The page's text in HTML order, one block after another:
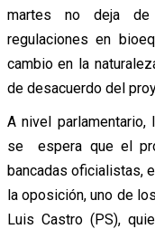
martes no deja de
regulaciones en
cambio en la
de desacuerdo del
A nivel
se espera que el
bancadas oficialistas,
la oposición, uno de
Luis Castro (PS),